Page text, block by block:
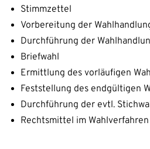
Stimmzettel
Vorbereitung der
Durchführung der
Briefwahl
Ermittlung des vorläufigen
Feststellung des endgültigen
Durchführung der evtl.
Rechtsmittel im Wahlverfahren